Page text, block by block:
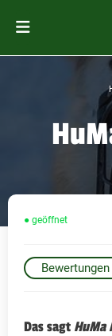
● geöffnet
Bewertungen
Das sagt HuMa